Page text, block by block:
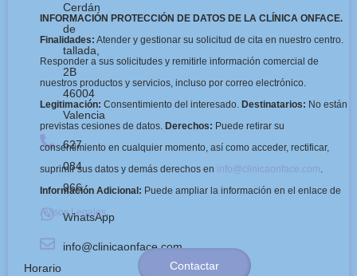
Cerdán
de
tallada,
2B
46004
Valencia
627
084
966
WhatsApp
info@clinicaonface.com
Horario
INFORMACIÓN PROTECCIÓN DE DATOS DE LA CLÍNICA ONFACE.
Finalidades: Atender y gestionar su solicitud de cita en nuestro centro.
Responder a sus solicitudes y remitirle información comercial de
nuestros productos y servicios, incluso por correo electrónico.
Legitimación: Consentimiento del interesado. Destinatarios: No están
previstas cesiones de datos. Derechos: Puede retirar su
consentimiento en cualquier momento, así como acceder, rectificar,
suprimir sus datos y demás derechos en info@clinicaonface.com.
Información Adicional: Puede ampliar la información en el enlace de
Avisos Legales.
Contactar